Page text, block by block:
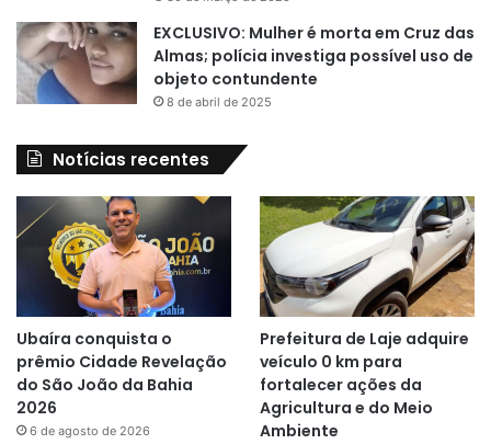
EXCLUSIVO: Mulher é morta em Cruz das
Almas; polícia investiga possível uso de
objeto contundente
8 de abril de 2025
Notícias recentes
Ubaíra conquista o
prêmio Cidade Revelação
do São João da Bahia
2026
6 de agosto de 2026
Prefeitura de Laje adquire
veículo 0 km para
fortalecer ações da
Agricultura e do Meio
Ambiente